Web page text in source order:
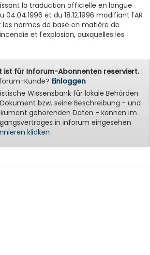
la traduction officielle en langue
04.04.1996 et du 18.12.1996 modifiant l'AR
les normes de base en matière de
et l'explosion, auxquelles les
ist für Inforum-Abonnenten reserviert.
Kunde? Einloggen
Wissensbank für lokale Behörden
bzw. seine Beschreibung - und
gehörenden Daten - können im
in inforum eingesehen
klicken